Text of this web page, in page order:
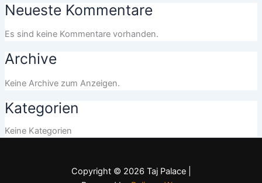
Neueste Kommentare
Es sind keine Kommentare vorhanden.
Archive
Keine Archive zum Anzeigen.
Kategorien
Keine Kategorien
Copyright © 2026 Taj Palace |